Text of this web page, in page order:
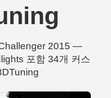
2015 —
포함 34개 커스